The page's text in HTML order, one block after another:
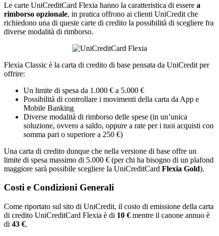
Le carte UniCreditCard Flexia hanno la caratteristica di essere a
rimborso opzionale, in pratica offrono ai clienti UniCredit che
richiedono una di queste carte di credito la possibilità di scegliere fra
diverse modalità di rimborso.
Flexia Classic è la carta di credito di base pensata da UniCredit per
offrire:
Un limite di spesa da 1.000 € a 5.000 €
Possibilità di controllare i movimenti della carta da App e
Mobile Banking
Diverse modalità di rimborso delle spese (in un’unica
soluzione, ovvero a saldo, oppure a rate per i tuoi acquisti con
somma pari o superiore a 250 €)
Una carta di credito dunque che nella versione di base offre un
limite di spesa massimo di 5.000 € (per chi ha bisogno di un plafond
maggiore sarà possibile scegliere la UniCreditCard Flexia Gold).
Costi e Condizioni Generali
Come riportato sul sito di UniCredit, il costo di emissione della carta
di credito UniCreditCard Flexia è di 10 € mentre il canone annuo è
di 43 €.